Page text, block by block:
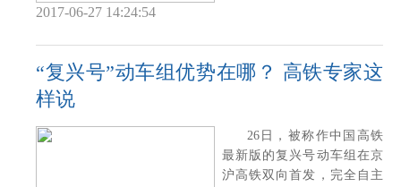
2017-06-27 14:24:54
“复兴号”动车组优势在哪？ 高铁专家这
样说
26日，被称作中国高铁
最新版的复兴号动车组在京
沪高铁双向首发，完全自主